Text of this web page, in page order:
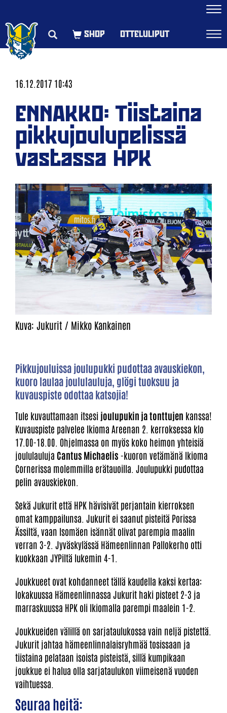
OTTELULIPUT
16.12.2017 10:43
ENNAKKO: Tiistaina
pikkujoulupelissä
vastassa HPK
Kuva: Jukurit / Mikko Kankainen
Pikkujouluissa joulupukki pudottaa avauskiekon,
kuoro laulaa joululauluja, glögi tuoksuu ja
kuvauspiste odottaa katsojia!
Tule kuvauttamaan itsesi joulupukin ja tonttujen kanssa!
Kuvauspiste palvelee Ikioma Areenan 2. kerroksessa klo
17.00-18.00. Ohjelmassa on myös koko heimon yhteisiä
joululauluja Cantus Michaelis -kuoron vetämänä Ikioma
Cornerissa molemmilla erätauoilla. Joulupukki pudottaa
pelin avauskiekon.
Sekä Jukurit että HPK hävisivät perjantain kierroksen
omat kamppailunsa. Jukurit ei saanut pisteitä Porissa
Ässiltä, vaan Isomäen isännät olivat parempia maalin
verran 3-2. Jyväskylässä Hämeenlinnan Pallokerho otti
kuokkaan JYPiltä lukemin 4-1.
Joukkueet ovat kohdanneet tällä kaudella kaksi kertaa:
lokakuussa Hämeenlinnassa Jukurit haki pisteet 2-3 ja
marraskuussa HPK oli Ikiomalla parempi maalein 1-2.
Joukkueiden välillä on sarjataulukossa vain neljä pistettä.
Jukurit jahtaa hämeenlinnalaisryhmää tosissaan ja
tiistaina pelataan isoista pisteistä, sillä kumpikaan
joukkue ei halua olla sarjataulukon viimeisenä vuoden
vaihtuessa.
Seuraa heitä: